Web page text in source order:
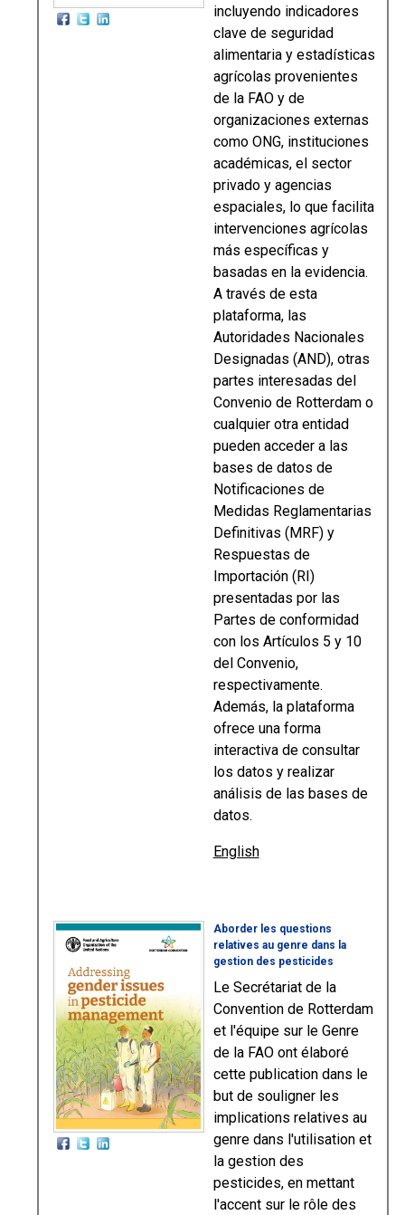
incluyendo indicadores
clave de seguridad
alimentaria y estadísticas
agrícolas provenientes
de la FAO y de
organizaciones externas
como ONG, instituciones
académicas, el sector
privado y agencias
espaciales, lo que facilita
intervenciones agrícolas
más específicas y
basadas en la evidencia.
A través de esta
plataforma, las
Autoridades Nacionales
Designadas (AND), otras
partes interesadas del
Convenio de Rotterdam o
cualquier otra entidad
pueden acceder a las
bases de datos de
Notificaciones de
Medidas Reglamentarias
Definitivas (MRF) y
Respuestas de
Importación (RI)
presentadas por las
Partes de conformidad
con los Artículos 5 y 10
del Convenio,
respectivamente.
Además, la plataforma
ofrece una forma
interactiva de consultar
los datos y realizar
análisis de las bases de
datos.
English
Aborder les questions
relatives au genre dans la
gestion des pesticides
Le Secrétariat de la
Convention de Rotterdam
et l'équipe sur le Genre
de la FAO ont élaboré
cette publication dans le
but de souligner les
implications relatives au
genre dans l'utilisation et
la gestion des
pesticides, en mettant
l'accent sur le rôle des